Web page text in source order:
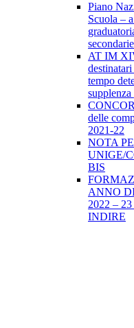
Piano
Scuola –
AT IM
tempo
delle
2021-22
NOTA
UNIGE/
BIS
ANNO
2022 –
INDIRE